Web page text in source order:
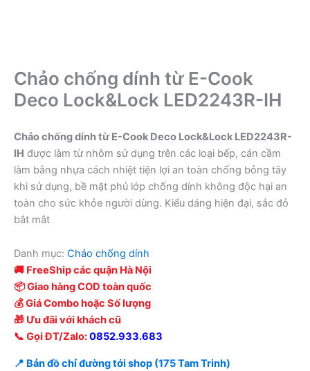
Chảo chống dính từ E-Cook
Deco Lock&Lock LED2243R-IH
Chảo chống dính từ E-Cook Deco Lock&Lock LED2243R-
IH được làm từ nhôm sử dụng trên các loại bếp, cán cầm
làm bằng nhựa cách nhiệt tiện lợi an toàn chống bỏng tây
khi sử dụng, bề mặt phủ lớp chống dính không độc hại an
toàn cho sức khỏe người dùng. Kiểu dáng hiện đại, sắc đỏ
bắt mắt
Danh mục: Chảo chống dính
🚚 FreeShip các quận Hà Nội
📦 Giao hàng COD toàn quốc
💰 Giá Combo hoặc Số lượng
🎁 Ưu đãi với khách cũ
📞 Gọi ĐT/Zalo:0852.933.683
📍 Bản đồ chỉ đường tới shop (175 Tam Trinh)